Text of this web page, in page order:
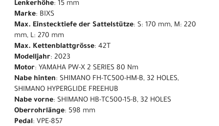
Lenkerhöhe: 15 mm
Marke: BIXS
Max. Einstecktiefe der Sattelstütze: S: 170 mm, M: 220
mm, L: 270 mm
Max. Kettenblattgrösse: 42T
Modelljahr: 2023
Motor: YAMAHA PW-X 2 SERIES 80 Nm
Nabe hinten: SHIMANO FH-TC500-HM-B, 32 HOLES,
SHIMANO HYPERGLIDE FREEHUB
Nabe vorne: SHIMANO HB-TC500-15-B, 32 HOLES
Oberrohrlänge: 598 mm
Pedal: VPE-857